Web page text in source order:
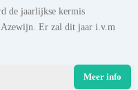
de jaarlijkse kermis
Er zal dit jaar i.v.m
Meer info